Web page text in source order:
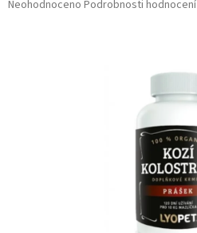
Průměrné
Neohodnoceno Podrobnosti hodnocení